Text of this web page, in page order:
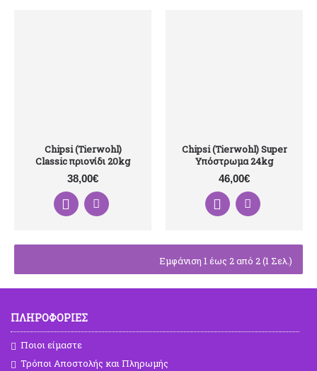
Chipsi (Tierwohl)
Classic πριονίδι 20kg
38,00€
Chipsi (Tierwohl) Super
Υπόστρωμα 24kg
46,00€
Εμφάνιση 1 έως 2 από 2 (1 Σελ.)
ΠΛΗΡΟΦΟΡΙΕΣ
Ποιοι είμαστε
Τρόποι Αποστολής και Πληρωμής